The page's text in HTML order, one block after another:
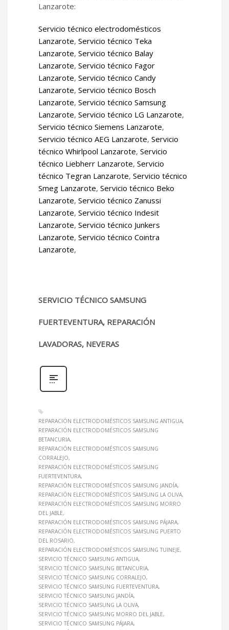
Lanzarote:
Servicio técnico electrodomésticos
Lanzarote, Servicio técnico Teka
Lanzarote, Servicio técnico Balay
Lanzarote, Servicio técnico Fagor
Lanzarote, Servicio técnico Candy
Lanzarote, Servicio técnico Bosch
Lanzarote, Servicio técnico Samsung
Lanzarote, Servicio técnico LG Lanzarote,
Servicio técnico Siemens Lanzarote,
Servicio técnico AEG Lanzarote, Servicio
técnico Whirlpool Lanzarote, Servicio
técnico Liebherr Lanzarote, Servicio
técnico Tegran Lanzarote, Servicio técnico
Smeg Lanzarote, Servicio técnico Beko
Lanzarote, Servicio técnico Zanussi
Lanzarote, Servicio técnico Indesit
Lanzarote, Servicio técnico Junkers
Lanzarote, Servicio técnico Cointra
Lanzarote,
SERVICIO TÉCNICO SAMSUNG
FUERTEVENTURA, REPARACIÓN
LAVADORAS, NEVERAS
REPARACIÓN ELECTRODOMÉSTICOS SAMSUNG ANTIGUA
REPARACIÓN ELECTRODOMÉSTICOS SAMSUNG
BETANCURIA
REPARACIÓN ELECTRODOMÉSTICOS SAMSUNG
CORRALEJO
REPARACIÓN ELECTRODOMÉSTICOS SAMSUNG
FUERTEVENTURA
REPARACIÓN ELECTRODOMÉSTICOS SAMSUNG JANDÍA
REPARACIÓN ELECTRODOMÉSTICOS SAMSUNG LA OLIVA
REPARACIÓN ELECTRODOMÉSTICOS SAMSUNG MORRO
DEL JABLE
REPARACIÓN ELECTRODOMÉSTICOS SAMSUNG PÁJARA
REPARACIÓN ELECTRODOMÉSTICOS SAMSUNG PUERTO
DEL ROSARIO
REPARACIÓN ELECTRODOMÉSTICOS SAMSUNG TUINEJE
SERVICIO TÉCNICO SAMSUNG ANTIGUA
SERVICIO TÉCNICO SAMSUNG BETANCURIA
SERVICIO TÉCNICO SAMSUNG CORRALEJO
SERVICIO TÉCNICO SAMSUNG FUERTEVENTURA
SERVICIO TÉCNICO SAMSUNG JANDÍA
SERVICIO TÉCNICO SAMSUNG LA OLIVA
SERVICIO TÉCNICO SAMSUNG MORRO DEL JABLE
SERVICIO TÉCNICO SAMSUNG PÁJARA